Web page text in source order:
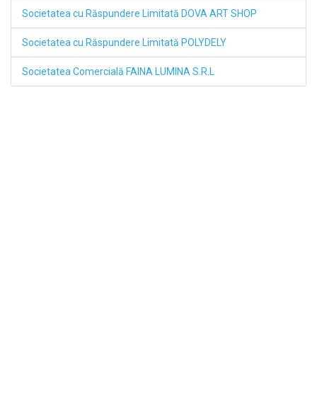
Societatea cu Răspundere Limitată DOVA ART SHOP
Societatea cu Răspundere Limitată POLYDELY
Societatea Comercială FAINA LUMINA S.R.L